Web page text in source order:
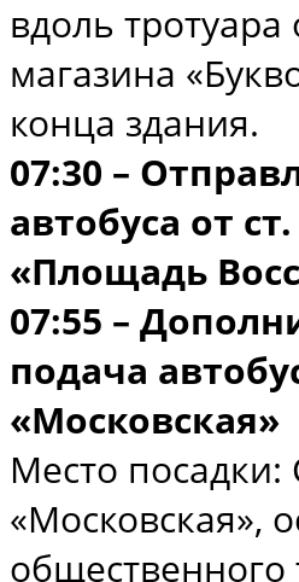
вдоль
магазина
конца здания.
07:30 –
автобуса от
«Площадь
07:55 –
подача
«Московская»
Место посадки:
«Московская»,
общественного